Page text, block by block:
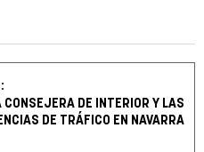
CONSEJERA DE INTERIOR Y LAS
DE TRÁFICO EN NAVARRA